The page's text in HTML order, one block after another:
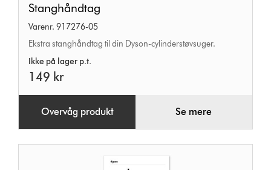
Stanghåndtag
Varenr. 917276-05
Ekstra stanghåndtag til din Dyson-cylinderstøvsuger.
Ikke på lager p.t.
149 kr
Overvåg produkt Se mere